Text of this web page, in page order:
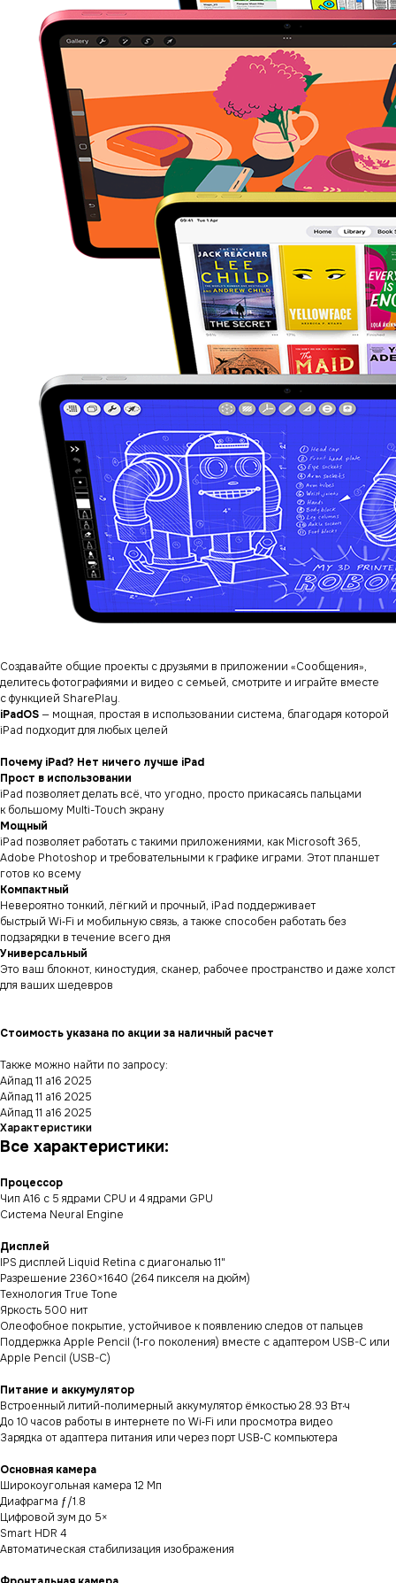
Создавайте общие проекты с друзьями в приложении «Сообщения»,
делитесь фотографиями и видео с семьей, смотрите и играйте вместе
с функцией SharePlay.
iPadOS — мощная, простая в использовании система, благодаря которой
iPad подходит для любых целей
Почему iPad? Нет ничего лучше iPad
Прост в использовании
iPad позволяет делать всё, что угодно, просто прикасаясь пальцами
к большому Multi-Touch экрану
Мощный
iPad позволяет работать с такими приложениями, как Microsoft 365,
Adobe Photoshop и требовательными к графике играми. Этот планшет
готов ко всему
Компактный
Невероятно тонкий, лёгкий и прочный, iPad поддерживает
быстрый Wi‑Fi и мобильную связь, а также способен работать без
подзарядки в течение всего дня
Универсальный
Это ваш блокнот, киностудия, сканер, рабочее пространство и даже холст
для ваших шедевров
Стоимость указана по акции за наличный расчет
Также можно найти по запросу:
Айпад 11 а16 2025
Айпад 11 а16 2025
Айпад 11 а16 2025
Характеристики
Все характеристики:
Процессор
Чип A16 с 5 ядрами CPU и 4 ядрами GPU
Система Neural Engine
Дисплей
IPS дисплей Liquid Retina с диагональю 11"
Разрешение 2360×1640 (264 пикселя на дюйм)
Технология True Tone
Яркость 500 нит
Олеофобное покрытие, устойчивое к появлению следов от пальцев
Поддержка Apple Pencil (1‑го поколения) вместе с адаптером USB-C или
Apple Pencil (USB-C)
Питание и аккумулятор
Встроенный литий-полимерный аккумулятор ёмкостью 28.93 Вт∙ч
До 10 часов работы в интернете по Wi‑Fi или просмотра видео
Зарядка от адаптера питания или через порт USB‑C компьютера
Основная камера
Широкоугольная камера 12 Мп
Диафрагма ƒ/1.8
Цифровой зум до 5×
Smart HDR 4
Автоматическая стабилизация изображения